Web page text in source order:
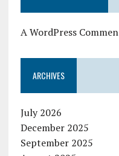
A WordPress
ARCHIVES
July 2026
December 2025
September 2025